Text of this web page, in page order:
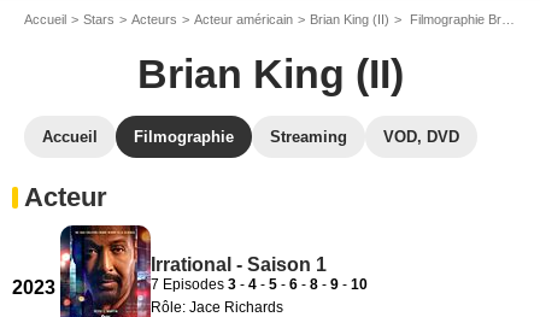
Accueil Stars Acteurs Acteur américain Brian King (II) Filmographie Brian King (II)
Brian King (II)
Accueil Filmographie Streaming VOD, DVD
Acteur
2023
Irrational - Saison 1
7 Episodes 3 - 4 - 5 - 6 - 8 - 9 - 10
Rôle: Jace Richards